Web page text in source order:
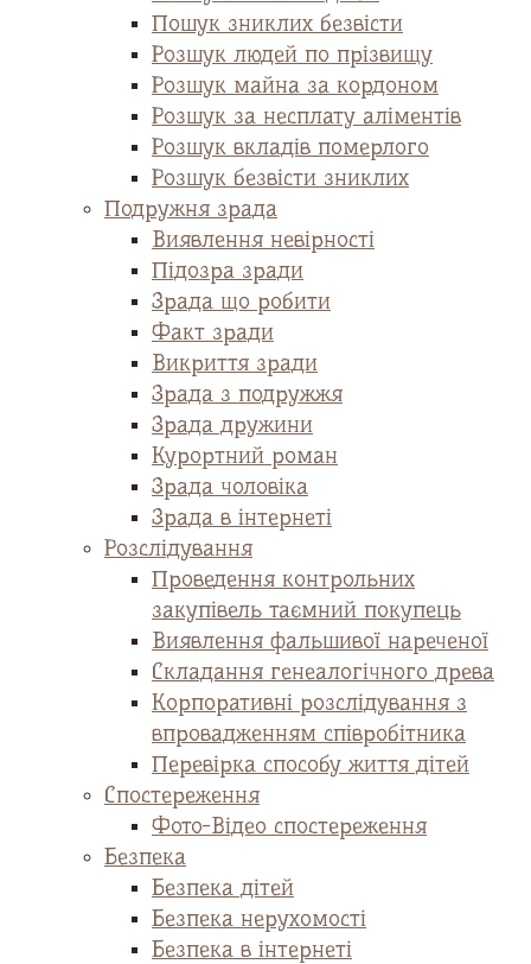
Пошук зниклих безвісти
Розшук людей по прізвищу
Розшук майна за кордоном
Розшук за несплату аліментів
Розшук вкладів померлого
Розшук безвісти зниклих
Подружня зрада
Виявлення невірності
Підозра зради
Зрада що робити
Факт зради
Викриття зради
Зрада з подружжя
Зрада дружини
Курортний роман
Зрада чоловіка
Зрада в інтернеті
Розслідування
Проведення контрольних
закупівель таємний покупець
Виявлення фальшивої нареченої
Складання генеалогічного древа
Корпоративні розслідування з
впровадженням співробітника
Перевірка способу життя дітей
Спостереження
Фото-Відео спостереження
Безпека
Безпека дітей
Безпека нерухомості
Безпека в інтернеті